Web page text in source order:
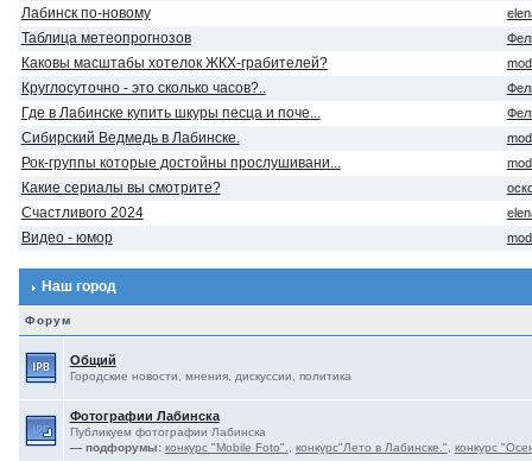
Лабинск по-новому
Таблица метеопрогнозов
Каковы масштабы хотелок ЖКХ-грабителей?
Круглосуточно - это сколько часов?..
Где в Лабинске купить шкуры песца и поче...
Сибирский Ведмедь в Лабинске.
Рок-группы которые достойны прослушивани...
Какие сериалы вы смотрите?
Счастливого 2024
Видео - юмор
Наш город
Форум
Общий
Городские новости, мнения, дискуссии, политика
Фотографии Лабинска
Публикуем фотографии Лабинска
— подфорумы: конкурс "Mobile Foto". конкурс"Лето в Лабинске." конкурс